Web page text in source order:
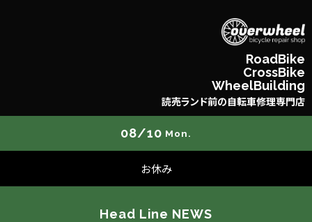
RoadBike
CrossBike
WheelBuilding
読売ランド前の自転車修理専門店
08/10 Mon.
お休み
Head Line NEWS